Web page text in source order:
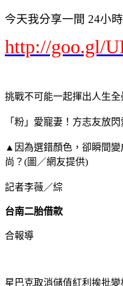
今天我分享一間 24小
http://goo.gl/
挑戰不可能一起揮出人生全
「粉」愛寵妻！方志友放
▲因為選錯顏色，卻瞬間
尚？(圖／網友提供)
記者李薇／綜
台南二胎借款
合報導
星巴克取消儲值紅利挨批變